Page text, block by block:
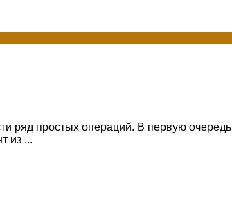
ряд простых операций. В первую очередь
из ...